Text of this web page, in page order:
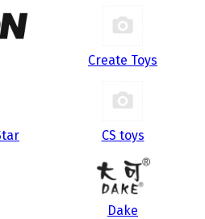
Create Toys
CS toys
Dake